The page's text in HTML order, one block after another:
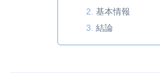
基本情報
結論